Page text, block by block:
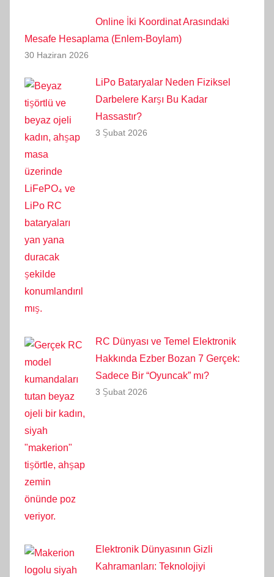
Online İki Koordinat Arasındaki
Mesafe Hesaplama (Enlem-Boylam)
30 Haziran 2026
LiPo Bataryalar Neden Fiziksel
Darbelere Karşı Bu Kadar
Hassastır?
3 Şubat 2026
RC Dünyası ve Temel Elektronik
Hakkında Ezber Bozan 7 Gerçek:
Sadece Bir “Oyuncak” mı?
3 Şubat 2026
Elektronik Dünyasının Gizli
Kahramanları: Teknolojiyi